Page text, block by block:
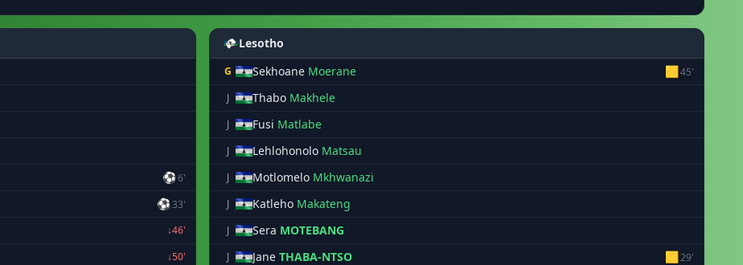
⚽6'
⚽33'
↓46'
↓50'
Lesotho
G Sekhoane Moerane 🟨45'
J
Thabo Makhele
J Fusi Matlabe
J Lehlohonolo Matsau
J Motlomelo Mkhwanazi
J Katleho Makateng
J Sera MOTEBANG
J Jane THABA-NTSO 🟨29'